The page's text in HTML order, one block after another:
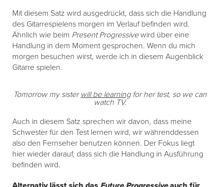
Mit diesem Satz wird ausgedrückt, dass sich die Handlung
des Gitarrespielens morgen im Verlauf befinden wird.
Ähnlich wie beim Present Progressivewird über eine
Handlung in dem Moment gesprochen. Wenn du mich
morgen besuchen wirst, werde ich in diesem Augenblick
Gitarre spielen.
Tomorrow my sister will be learningfor her test, so we can
watch TV.
Auch in diesem Satz sprechen wir davon, dass meine
Schwester für den Test lernen wird, wir währenddessen
also den Fernseher benutzen können. Der Fokus liegt
hier wieder darauf, dass sich die Handlung in Ausführung
befinden wird.